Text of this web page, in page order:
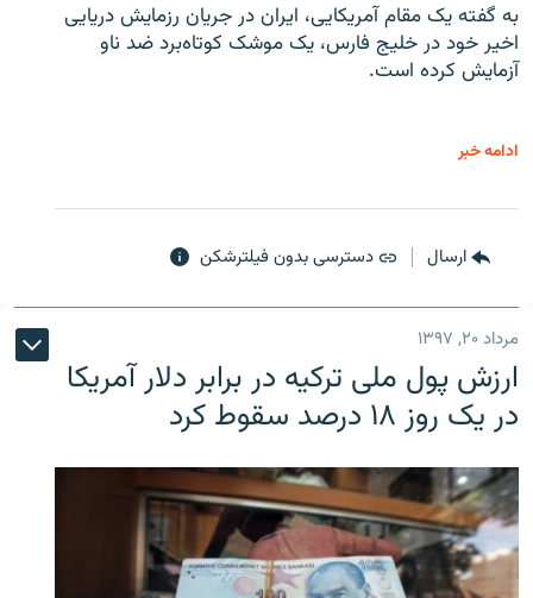
به گفته یک مقام آمریکایی، ایران در جریان رزمایش دریایی
اخیر خود در خلیج فارس، یک موشک کوتاه‌برد ضد ناو
آزمایش کرده است.
ادامه خبر
ارسال دسترسی بدون فیلترشکن
مرداد ۲۰, ۱۳۹۷
ارزش پول ملی ترکیه در برابر دلار آمریکا
در یک روز ۱۸ درصد سقوط کرد